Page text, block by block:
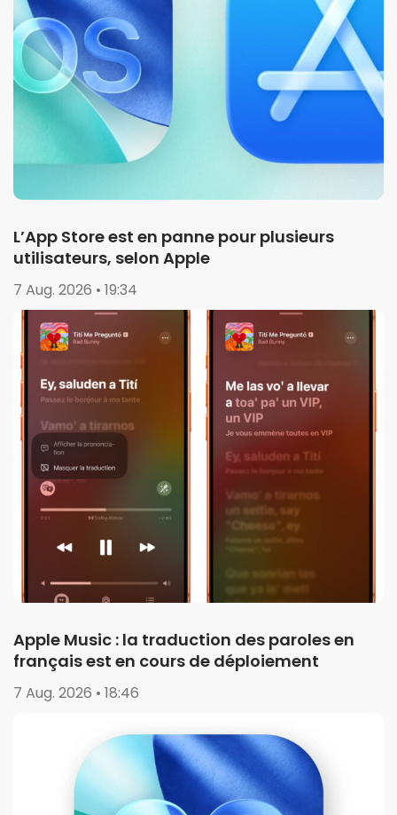
L’App Store est en panne pour plusieurs
utilisateurs, selon Apple
7 Aug. 2026 • 19:34
Apple Music : la traduction des paroles en
français est en cours de déploiement
7 Aug. 2026 • 18:46